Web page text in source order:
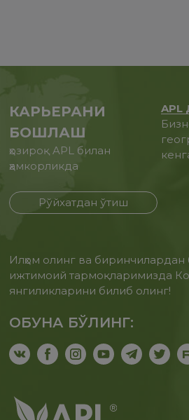
КАРЬЕРАНИ
БОШЛАШ
ҳозироқ APL билан
ҳамкорликда
Рўйхатдан ўтиш
Илҳом олинг ва биринчилардан
ижтимоий тармоқларимизда
янгиликларини билиб олинг!
ОБУНА БЎЛИНГ: